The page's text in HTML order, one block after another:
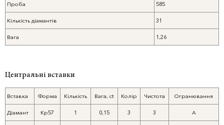
Проба 585
Кількість діамантів 31
Вага 1,26
Центральні вставки
Вставка Форма Кількість Вага, ct Колір Чистота Огранювання
Діамант Кр57 1 0,15 3 3 А